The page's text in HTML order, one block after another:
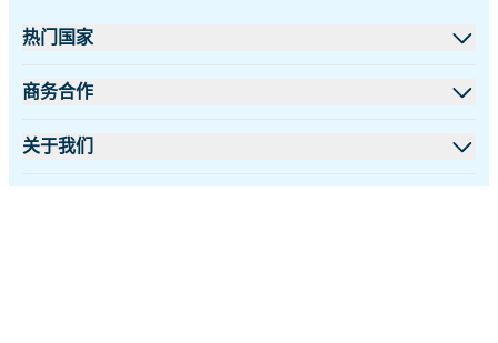
热门国家
美国
商务合作
批发平台
关于我们
关于 iRoamly